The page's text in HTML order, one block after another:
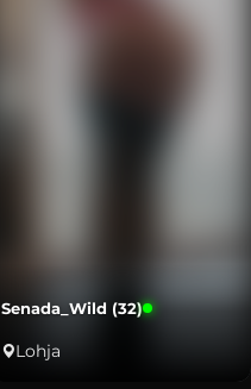
Senada_Wild (32)
Lohja